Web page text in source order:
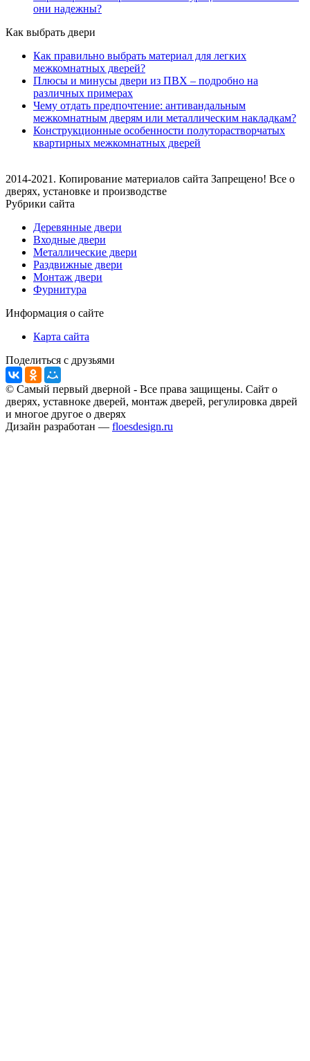
они надежны?
Как выбрать двери
Как правильно выбрать материал для легких
межкомнатных дверей?
Плюсы и минусы двери из ПВХ – подробно на
различных примерах
Чему отдать предпочтение: антивандальным
межкомнатным дверям или металлическим накладкам?
Конструкционные особенности полуторастворчатых
квартирных межкомнатных дверей
2014-2021. Копирование материалов сайта Запрещено! Все о
дверях, установке и производстве
Рубрики сайта
Деревянные двери
Входные двери
Металлические двери
Раздвижные двери
Монтаж двери
Фурнитура
Информация о сайте
Карта сайта
Поделиться с друзьями
© Самый первый дверной - Все права защищены. Сайт о
дверях, уставноке дверей, монтаж дверей, регулировка дврей
и многое другое о дверях
Дизайн разработан — floesdesign.ru